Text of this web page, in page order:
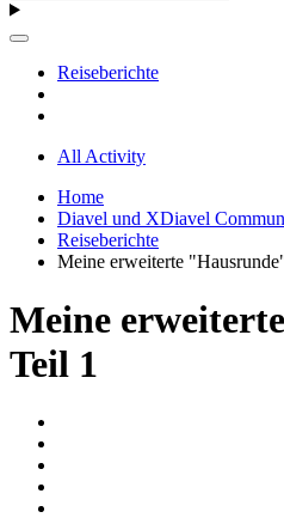
Reiseberichte
All Activity
Home
Diavel und XDiavel
Reiseberichte
Meine erweiterte
Meine
Teil 1